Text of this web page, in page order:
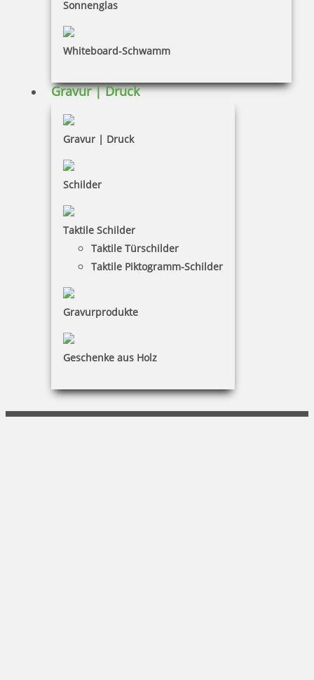
Sonnenglas
Whiteboard-Schwamm
Gravur | Druck
Gravur | Druck
Schilder
Taktile Schilder
Taktile Türschilder
Taktile Piktogramm-Schilder
Gravurprodukte
Geschenke aus Holz
Impressum
Widerruf
Barrierefreiheit
Vertrag widerrufen
Mein Konto
KONTAKT
SCHIEDT Büro + Computer
Arne Schiedt
(03528) 4040-0